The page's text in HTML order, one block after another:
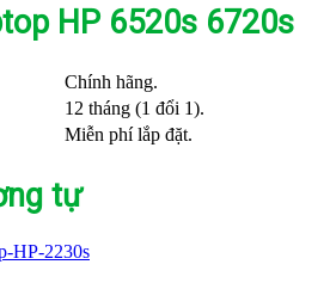
HP 6520s 6720s
Chính hãng.
12 tháng (1 đổi 1).
Miễn phí lắp đặt.
tự